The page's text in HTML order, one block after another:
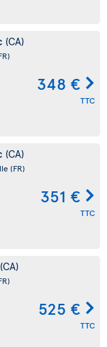
(CA)
348 €
TTC
(CA)
(FR)
351 €
TTC
(CA)
525 €
TTC